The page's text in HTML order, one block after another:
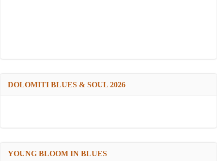
DOLOMITI BLUES & SOUL 2026
YOUNG BLOOM IN BLUES